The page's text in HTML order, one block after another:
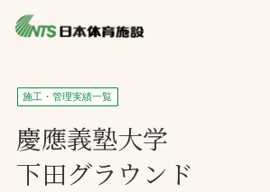
私たちの強み
ニュース
プレスリリース
施工・管理実績一覧
慶應義塾大学
下田グラウンド